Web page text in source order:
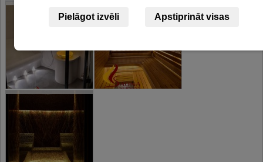
Pielāgot izvēli Apstiprināt visas